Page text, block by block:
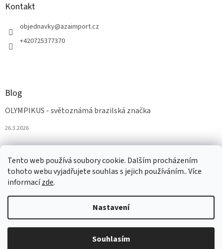
Tento web používá soubory cookie. Dalším procházením
tohoto webu vyjadřujete souhlas s jejich používáním.. Více
informacízde.
Nastavení
Souhlasím
Kontakt
objednavky@azaimport.cz
+420725377370
Blog
OLYMPIKUS - světoznámá brazilská značka
26.3.2026
Vytvořil Shoptet
AZAobuv. Všechna práva vyhrazena.